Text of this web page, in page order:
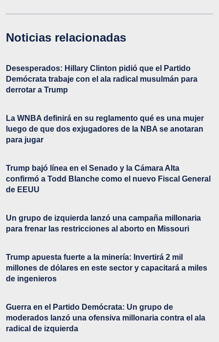
Noticias relacionadas
Desesperados: Hillary Clinton pidió que el Partido
Demócrata trabaje con el ala radical musulmán para
derrotar a Trump
La WNBA definirá en su reglamento qué es una mujer
luego de que dos exjugadores de la NBA se anotaran
para jugar
Trump bajó línea en el Senado y la Cámara Alta
confirmó a Todd Blanche como el nuevo Fiscal General
de EEUU
Un grupo de izquierda lanzó una campaña millonaria
para frenar las restricciones al aborto en Missouri
Trump apuesta fuerte a la minería: Invertirá 2 mil
millones de dólares en este sector y capacitará a miles
de ingenieros
Guerra en el Partido Demócrata: Un grupo de
moderados lanzó una ofensiva millonaria contra el ala
radical de izquierda